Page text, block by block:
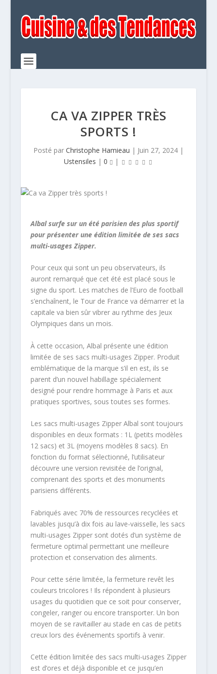
CA VA ZIPPER TRÈS
SPORTS !
Posté par Christophe Hamieau | Juin 27, 2024|
Ustensiles |0 |
Albal surfe sur un été parisien des plus sportif
pour présenter une édition limitée de ses sacs
multi-usages Zipper.
Pour ceux qui sont un peu observateurs, ils
auront remarqué que cet été est placé sous le
signe du sport. Les matches de l’Euro de football
s’enchaînent, le Tour de France va démarrer et la
capitale va bien sûr vibrer au rythme des Jeux
Olympiques dans un mois.
À cette occasion, Albal présente une édition
limitée de ses sacs multi-usages Zipper. Produit
emblématique de la marque s’il en est, ils se
parent d’un nouvel habillage spécialement
designé pour rendre hommage à Paris et aux
pratiques sportives, sous toutes ses formes.
Les sacs multi-usages Zipper Albal sont toujours
disponibles en deux formats : 1L (petits modèles
12 sacs) et 3L (moyens modèles 8 sacs). En
fonction du format sélectionné, l’utilisateur
découvre une version revisitée de l’orignal,
comprenant des sports et des monuments
parisiens différents.
Fabriqués avec 70% de ressources recyclées et
lavables jusqu’à dix fois au lave-vaisselle, les sacs
multi-usages Zipper sont dotés d’un système de
fermeture optimal permettant une meilleure
protection et conservation des aliments.
Pour cette série limitée, la fermeture revêt les
couleurs tricolores ! Ils répondent à plusieurs
usages du quotidien que ce soit pour conserver,
congeler, ranger ou encore transporter. Un bon
moyen de se ravitailler au stade en cas de petits
creux lors des événements sportifs à venir.
Cette édition limitée des sacs multi-usages Zipper
est d’ores et déjà disponible et ce jusqu’en